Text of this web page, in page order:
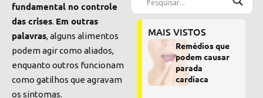
fundamental no controle
das crises. Em outras
palavras, alguns alimentos
podem agir como aliados,
enquanto outros funcionam
como gatilhos que agravam
os sintomas.
MAIS VISTOS
Remédios que
podem causar
parada
cardíaca